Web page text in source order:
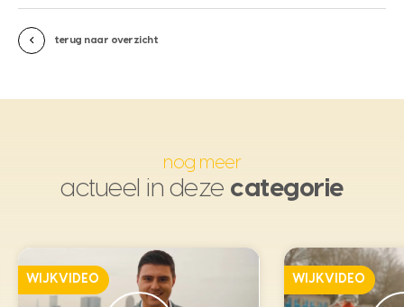
terug naar overzicht
nog meer
actueel in deze categorie
WIJKVIDEO WIJKVIDEO